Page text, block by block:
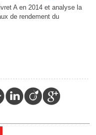
A en 2014 et analyse la
de rendement du